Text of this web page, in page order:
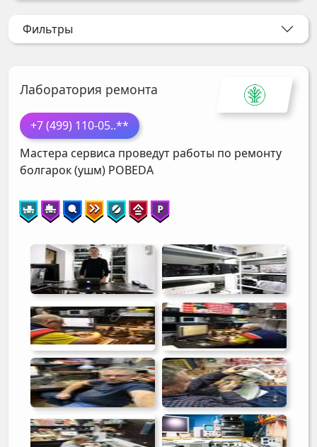
Фильтры
Лаборатория ремонта
+7 (499) 110-05..**
Мастера сервиса проведут работы по ремонту
болгарок (ушм) POBEDA